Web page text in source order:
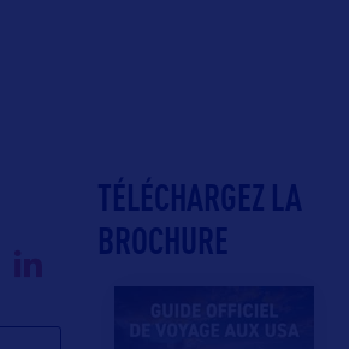
TÉLÉCHARGEZ LA
BROCHURE